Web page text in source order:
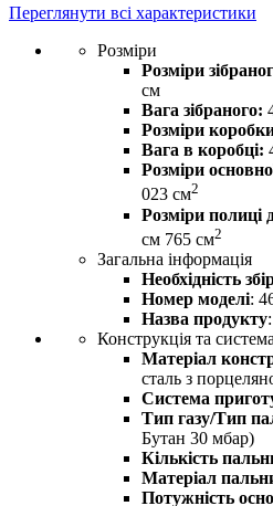
Переглянути всі характеристики
Розміри
Розміри
см
Вага зібраного:
Розміри
Вага в коробці:
Розміри
023 см2
Розміри полиці
см 765 см2
Загальна інформація
Необхідність
Номер моделі:
Назва продукту
Конструкція та
Матеріал
сталь з
Система
Тип газу/Тип
Бутан 30 мбар)
Кількість
Матеріал
Потужність